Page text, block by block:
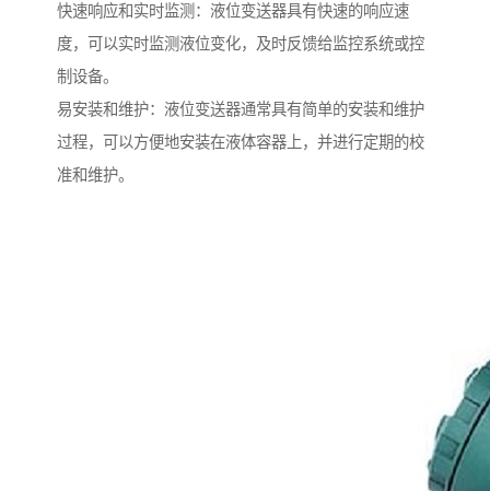
快速响应和实时监测：液位变送器具有快速的响应速
度，可以实时监测液位变化，及时反馈给监控系统或控
制设备。
易安装和维护：液位变送器通常具有简单的安装和维护
过程，可以方便地安装在液体容器上，并进行定期的校
准和维护。